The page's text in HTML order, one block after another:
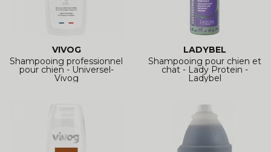
VIVOG
Shampooing professionnel
pour chien - Universel-
Vivog
LADYBEL
Shampooing pour chien et
chat - Lady Protein -
Ladybel